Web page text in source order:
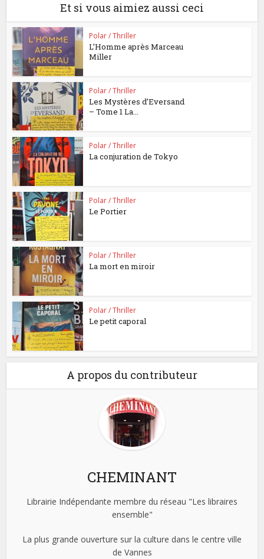
Et si vous aimiez aussi ceci
Polar / Thriller
L’Homme après Marceau
Miller
Polar / Thriller
Les Mystères d’Eversand
– Tome 1 La...
Polar / Thriller
La conjuration de Tokyo
Polar / Thriller
Le Portier
Polar / Thriller
La mort en miroir
Polar / Thriller
Le petit caporal
A propos du contributeur
CHEMINANT
Librairie Indépendante membre du réseau "Les libraires
ensemble"
La plus grande ouverture sur la culture dans le centre ville
de Vannes